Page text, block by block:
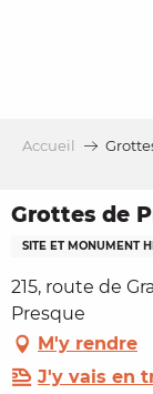
Accueil
Grottes de
SITE ET MONUMENT
215, route de
Presque
M'y rendre
J'y vais en